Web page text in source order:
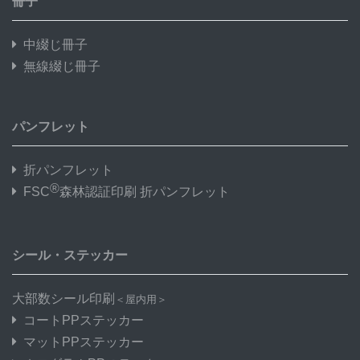
中綴じ冊子
無線綴じ冊子
パンフレット
折パンフレット
FSC®森林認証印刷 折パンフレット
シール・ステッカー
大部数シール印刷 ＜屋内用＞
コートPPステッカー
マットPPステッカー